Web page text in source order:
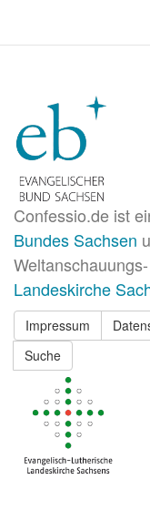
Confessio.de ist
Bundes Sachsen
Landeskirche
Impressum
Suche